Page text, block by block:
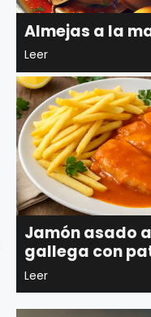
Almejas a la
Leer
Jamón asado
gallega con
Leer